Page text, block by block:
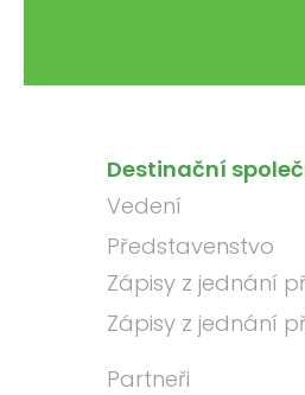
Destinační
Vedení
Představenstvo
Zápisy z jednání
Zápisy z jednání
Partneři